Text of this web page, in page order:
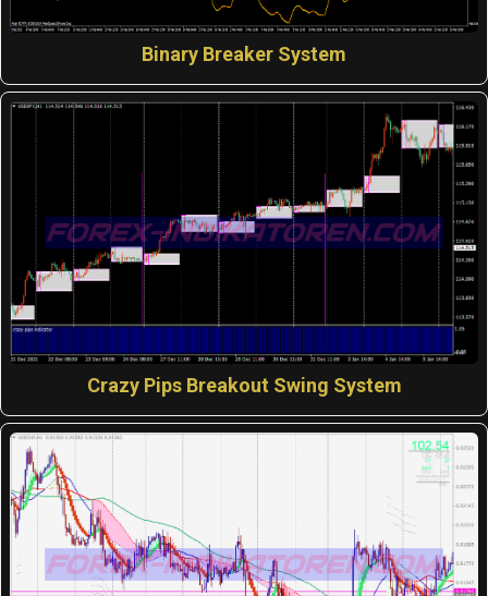
Binary Breaker System
Crazy Pips Breakout Swing System